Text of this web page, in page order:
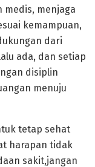
medis, menjaga
kemampuan,
dari
ada, dan setiap
disiplin
menuju
tetap sehat
harapan tidak
sakit,jangan